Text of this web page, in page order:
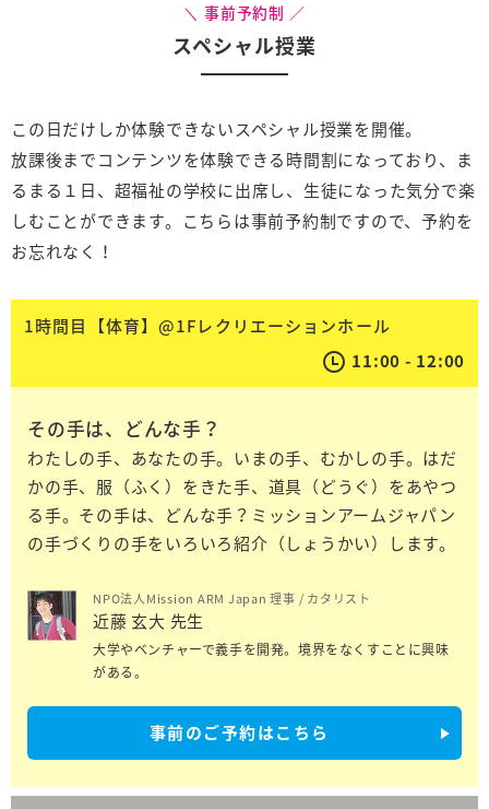
事前予約制
スペシャル授業
この日だけしか体験できないスペシャル授業を開催。
放課後までコンテンツを体験できる時間割になっており、ま
るまる１日、超福祉の学校に出席し、生徒になった気分で楽
しむことができます。こちらは事前予約制ですので、予約を
お忘れなく！
1時間目【体育】@1Fレクリエーションホール
11:00 - 12:00
その手は、どんな手？
わたしの手、あなたの手。いまの手、むかしの手。はだ
かの手、服（ふく）をきた手、道具（どうぐ）をあやつ
る手。その手は、どんな手？ミッションアームジャパン
の手づくりの手をいろいろ紹介（しょうかい）します。
NPO法人Mission ARM Japan 理事 / カタリスト
近藤 玄大 先生
大学やベンチャーで義手を開発。境界をなくすことに興味
がある。
事前のご予約はこちら